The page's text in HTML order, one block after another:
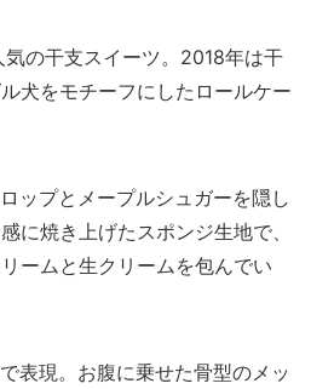
の干支スイーツ。2018年は干
犬をモチーフにしたロールケー
ップとメープルシュガーを隠し
に焼き上げたスポンジ生地で、
ームと生クリームを包んでい
表現。お腹に乗せた骨型のメッ